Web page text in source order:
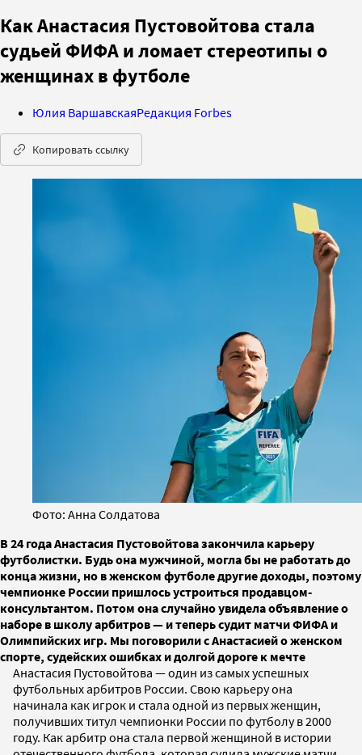
Как Анастасия Пустовойтова стала
судьей ФИФА и ломает стереотипы о
женщинах в футболе
Юлия ВаршавскаяРедакция Forbes
Копировать ссылку
Фото: Анна Солдатова
В 24 года Анастасия Пустовойтова закончила карьеру
футболистки. Будь она мужчиной, могла бы не работать до
конца жизни, но в женском футболе другие доходы, поэтому
чемпионке России пришлось устроиться продавцом-
консультантом. Потом она случайно увидела объявление о
наборе в школу арбитров — и теперь судит матчи ФИФА и
Олимпийских игр. Мы поговорили с Анастасией о женском
спорте, судейских ошибках и долгой дороге к мечте
Анастасия Пустовойтова — один из самых успешных
футбольных арбитров России. Свою карьеру она
начинала как игрок и стала одной из первых женщин,
получивших титул чемпионки России по футболу в 2000
году. Как арбитр она стала первой женщиной в истории